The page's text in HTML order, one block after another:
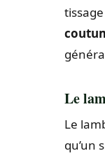
Le
Le
qu’un